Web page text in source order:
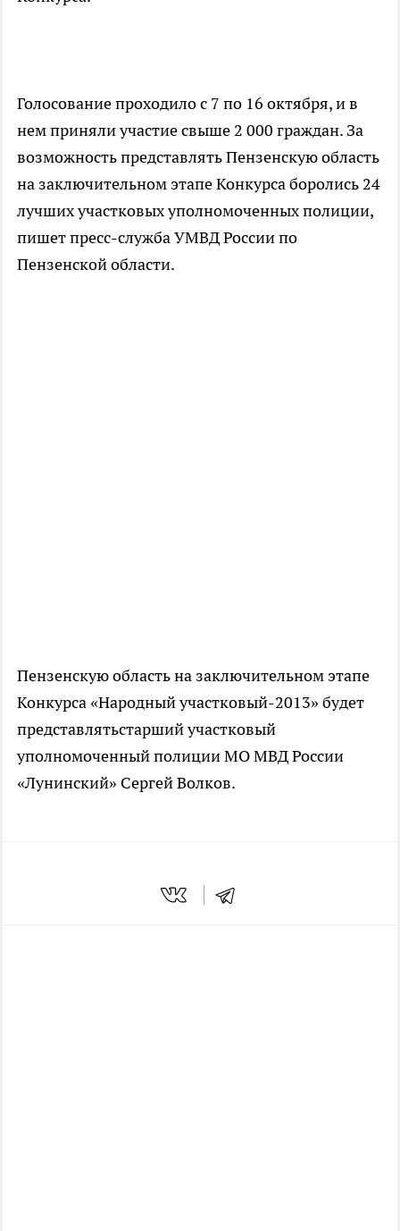
Голосование проходило с 7 по 16 октября,ив
нем приняли участие свыше 2 000 граждан. За
возможность представлять Пензенскую область
на заключительном этапе Конкурса боролись 24
лучших участковых уполномоченных полиции,
пишет пресс-служба УМВД России по
Пензенской области.
Пензенскую область на заключительном этапе
Конкурса «Народный участковый-2013» будет
представлятьстарший участковый
уполномоченный полиции МО МВД России
«Лунинский» Сергей Волков.